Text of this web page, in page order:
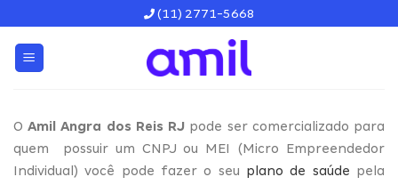
content
(11) 2771-5668
OAmil Angra dos Reis RJ pode ser comercializado para
quem possuir um CNPJ ou MEI (Micro Empreendedor
Individual) você pode fazer o seu plano de saúde pela